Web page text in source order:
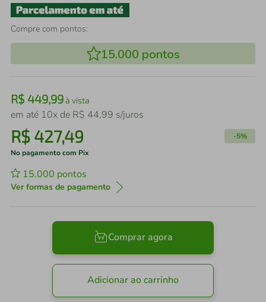
Compre com pontos:
15.000 pontos
R$ 449,99à vista
em até 10x de R$ 44,99 s/juros
R$ 427,49 -5%
No pagamento com Pix
15.000 pontos
Ver formas de pagamento
Comprar agora
Adicionar ao carrinho